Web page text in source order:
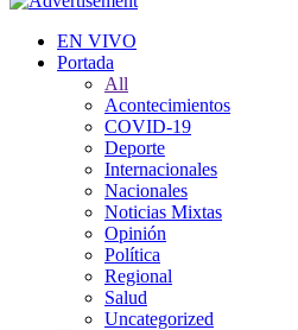
EN VIVO
Portada
All
Acontecimientos
COVID-19
Deporte
Internacionales
Nacionales
Noticias Mixtas
Opinión
Política
Regional
Salud
Uncategorized